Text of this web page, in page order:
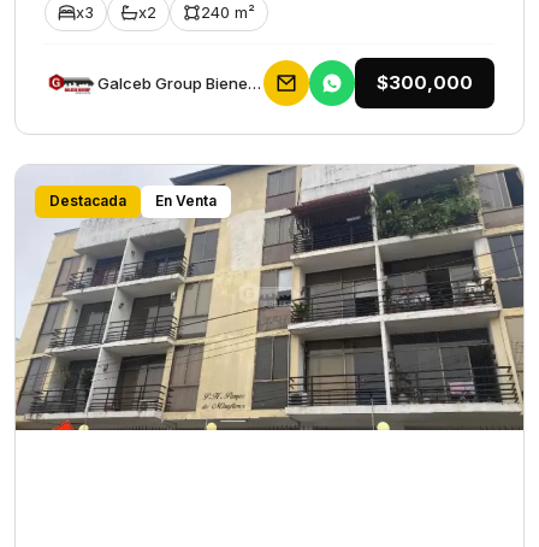
x3 x2 240 m²
Galceb Group Bienes Raices $300,000
Destacada En Venta